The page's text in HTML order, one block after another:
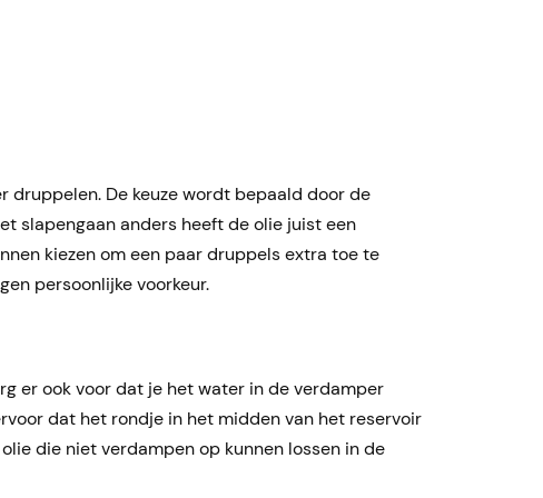
De keuze wordt bepaald door de
slapengaan anders heeft de olie juist een
kiezen om een paar druppels extra toe te
persoonlijke voorkeur.
er ook voor dat je het water in de verdamper
dat het rondje in het midden van het reservoir
die niet verdampen op kunnen lossen in de